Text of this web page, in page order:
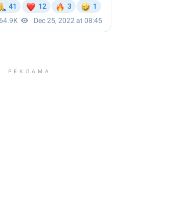
РЕКЛАМА